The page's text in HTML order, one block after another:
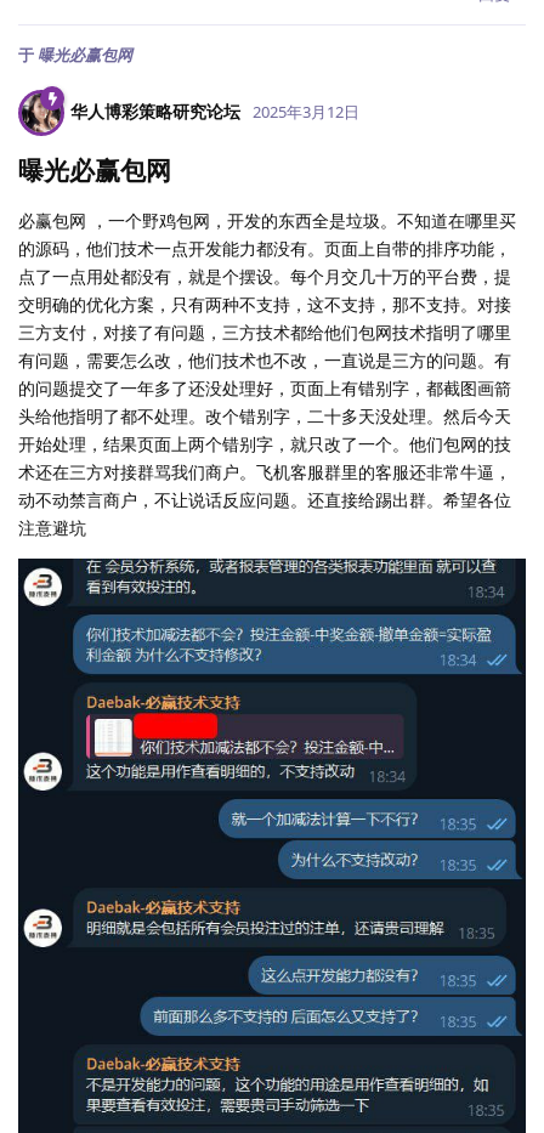
于 曝光必赢包网
华人博彩策略研究论坛 2025年3月12日
曝光必赢包网
必赢包网 ，一个野鸡包网，开发的东西全是垃圾。不知道在哪里买
的源码，他们技术一点开发能力都没有。页面上自带的排序功能，
点了一点用处都没有，就是个摆设。每个月交几十万的平台费，提
交明确的优化方案，只有两种不支持，这不支持，那不支持。对接
三方支付，对接了有问题，三方技术都给他们包网技术指明了哪里
有问题，需要怎么改，他们技术也不改，一直说是三方的问题。有
的问题提交了一年多了还没处理好，页面上有错别字，都截图画箭
头给他指明了都不处理。改个错别字，二十多天没处理。然后今天
开始处理，结果页面上两个错别字，就只改了一个。他们包网的技
术还在三方对接群骂我们商户。飞机客服群里的客服还非常牛逼，
动不动禁言商户，不让说话反应问题。还直接给踢出群。希望各位
注意避坑